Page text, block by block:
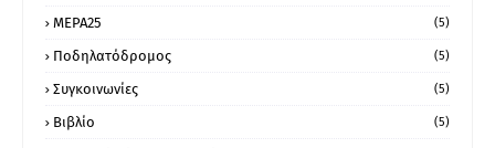
ΜΕΡΑ25 (5)
Ποδηλατόδρομος (5)
Συγκοινωνίες (5)
Βιβλίο (5)